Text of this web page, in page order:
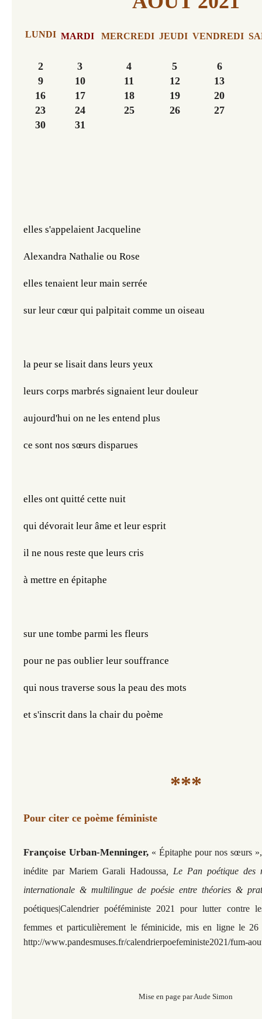
LUNDI MARDI MERCREDI JEUDI VENDREDI
2 3 4 5
6
9
10 11 12
13
16
17 18 19
20
23
24 25 26
27
30
31
elles s'appelaient Jacqueline
Alexandra Nathalie ou Rose
elles tenaient leur main serrée
sur leur cœur qui palpitait comme un oiseau
la peur se lisait dans leurs yeux
leurs corps marbrés signaient leur douleur
aujourd'hui on ne les entend plus
ce sont nos sœurs disparues
elles ont quitté cette nuit
qui dévorait leur âme et leur esprit
il ne nous reste que leurs cris
à mettre en épitaphe
sur une tombe parmi les fleurs
pour ne pas oublier leur souffrance
qui nous traverse sous la peau des mots
et s'inscrit dans la chair du poème
***
Pour citer ce poème féministe
Françoise Urban-Menninger, « Épitaphe pour nos sœurs
inédite par Mariem Garali Hadoussa , Le Pan poétique des
internationale & multilingue de poésie entre théories &
poétiques|Calendrier poéféministe 2021 pour lutter contre
femmes et particulièrement le féminicide, mis en ligne le
http://www.pandesmuses.fr/calendrierpoefeministe2021/fum-
Mise en page par Aude Simon